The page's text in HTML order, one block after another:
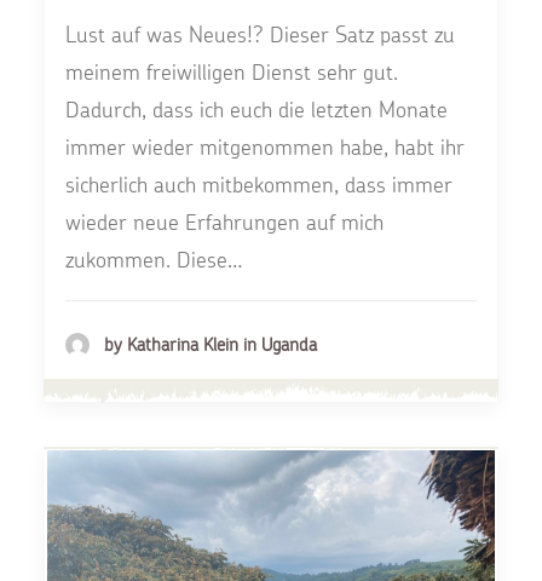
Lust auf was Neues!? Dieser Satz passt zu
meinem freiwilligen Dienst sehr gut.
Dadurch, dass ich euch die letzten Monate
immer wieder mitgenommen habe, habt ihr
sicherlich auch mitbekommen, dass immer
wieder neue Erfahrungen auf mich
zukommen. Diese…
by Katharina Klein in Uganda